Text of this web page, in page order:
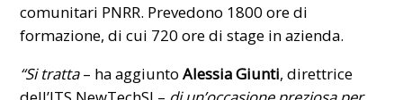
comunitari PNRR. Prevedono 1800 ore di
formazione, di cui 720 ore di stage in azienda.
“Si tratta– ha aggiuntoAlessia Giunti, direttrice